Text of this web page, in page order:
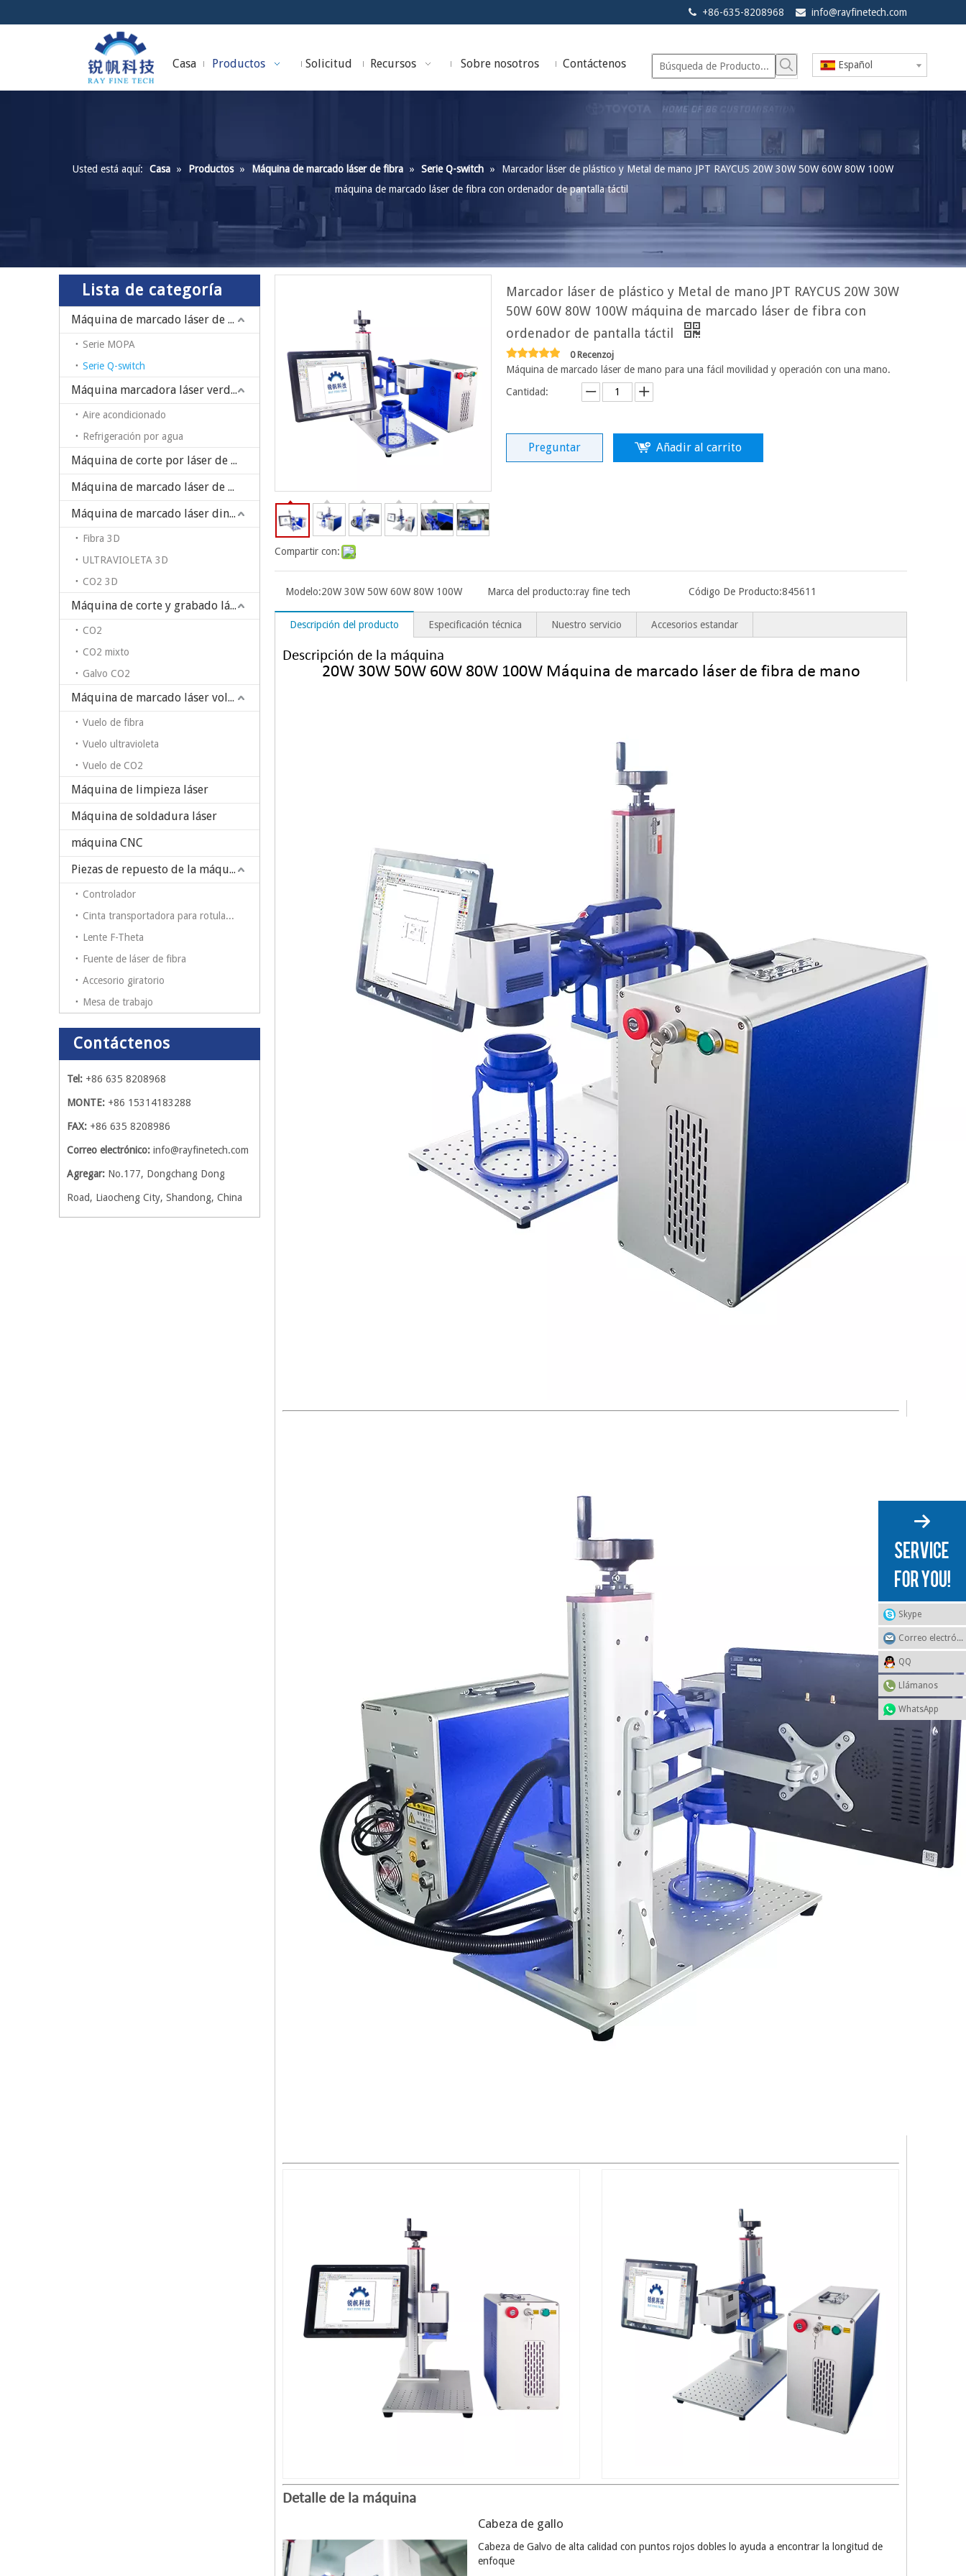
 +86-635-8208968  info@rayfinetech.com
Casa Productos Solicitud Recursos Sobre nosotros Contáctenos Español
Usted está aquí: Casa » Productos » Máquina de marcado láser de fibra » Serie Q-switch »
Marcador láser de plástico y Metal de mano JPT RAYCUS 20W 30W 50W 60W 80W 100W
máquina de marcado láser de fibra con ordenador de pantalla táctil
Lista de categoría
Máquina de marcado láser de fibra
Serie MOPA
Serie Q-switch
Máquina marcadora láser verde/UV
Aire acondicionado
Refrigeración por agua
Máquina de corte por láser de PCB
Máquina de marcado láser de CO2
Máquina de marcado láser dinámico 3D
Fibra 3D
ULTRAVIOLETA 3D
CO2 3D
Máquina de corte y grabado láser
CO2
CO2 mixto
Galvo CO2
Máquina de marcado láser volador
Vuelo de fibra
Vuelo ultravioleta
Vuelo de CO2
Máquina de limpieza láser
Máquina de soldadura láser
máquina CNC
Piezas de repuesto de la máquina de marcado láser
Controlador
Cinta transportadora para rotulador en máquina de marcado láser de fibra
Lente F-Theta
Fuente de láser de fibra
Accesorio giratorio
Mesa de trabajo
Contáctenos
Tel: +86 635 8208968
MONTE: +86 15314183288
FAX: +86 635 8208986
Correo electrónico: info@rayfinetech.com
Agregar: No.177, Dongchang Dong
Road, Liaocheng City, Shandong, China
Compartir con:
Marcador láser de plástico y Metal de mano JPT RAYCUS 20W 30W
50W 60W 80W 100W máquina de marcado láser de fibra con
ordenador de pantalla táctil
0 Recenzoj
Máquina de marcado láser de mano para una fácil movilidad y operación con una mano.
Cantidad:
Preguntar Añadir al carrito
Modelo:20W 30W 50W 60W 80W 100W Marca del producto:ray fine tech Código De Producto:845611
Descripción del producto Especificación técnica Nuestro servicio Accesorios estandar
Descripción de la máquina
20W 30W 50W 60W 80W 100W Máquina de marcado láser de fibra de mano
Detalle de la máquina
Cabeza de gallo
Cabeza de Galvo de alta calidad con puntos rojos dobles lo ayuda a encontrar la longitud de
enfoque
Skype
Correo electrónico
QQ
Llámanos
WhatsApp